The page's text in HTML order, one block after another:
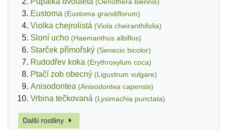
(Oenothera biennis)
Eustoma (Eustoma grandiflorum)
Violka chejrolistá (Viola cheiranthifolia)
Sloní ucho (Haemanthus albiflos)
Starček přímořský (Senecio bicolor)
Rudodřev koka (Erythroxylum coca)
Ptačí zob obecný (Ligustrum vulgare)
Anisodontea (Anisodontea capensis)
Vrbina tečkovaná (Lysimachia punctata)
Další rostliny